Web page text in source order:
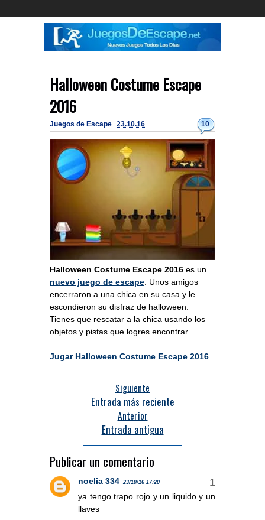
Halloween Costume Escape
2016
10
Juegos de Escape 23.10.16
Halloween Costume Escape 2016 es un
nuevo juego de escape . Unos amigos
encerraron a una chica en su casa y le
escondieron su disfraz de halloween.
Tienes que rescatar a la chica usando los
objetos y pistas que logres encontrar.
Jugar Halloween Costume Escape 2016
Siguiente
Entrada más reciente
Anterior
Entrada antigua
Publicar un comentario
noelia 334 23/10/16 17:20
ya tengo trapo rojo y un liquido y un
llaves